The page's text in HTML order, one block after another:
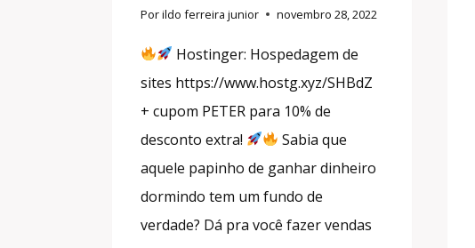
Porildo ferreira junior novembro 28, 2022
Hostinger: Hospedagem de
sites https://www.hostg.xyz/SHBdZ
+ cupom PETER para 10% de
desconto extra!
Sabia que
aquele papinho de ganhar dinheiro
dormindo tem um fundo de
verdade? Dá pra você fazer vendas